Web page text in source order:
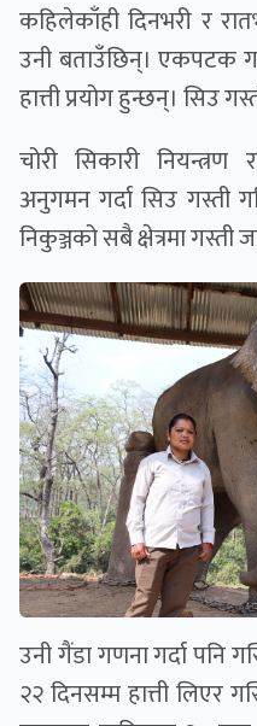
कहिलेकाँही दिनभरी र
उनी बताउँछिन्। एकपटक
हात्ती प्रयोग हुन्छन्। सिउ
चोरी सिकारी
अनुगमन गर्दा सिउ गस्ती
निकुञ्जको सबै क्षेत्रमा गस्ती
उनी गैंडा गणना गर्दा पनि
२२ दिनसम्म हात्ती लिएर